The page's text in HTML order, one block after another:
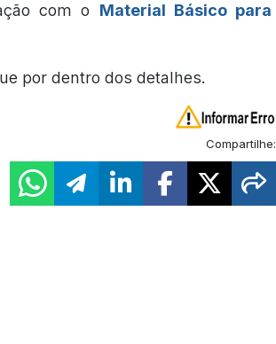
com o Material Básico para
por dentro dos detalhes.
Compartilhe: